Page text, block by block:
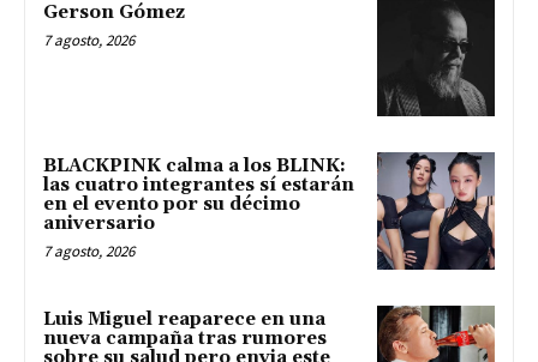
Gerson Gómez
7 agosto, 2026
BLACKPINK calma a los BLINK:
las cuatro integrantes sí estarán
en el evento por su décimo
aniversario
7 agosto, 2026
Luis Miguel reaparece en una
nueva campaña tras rumores
sobre su salud pero envia este